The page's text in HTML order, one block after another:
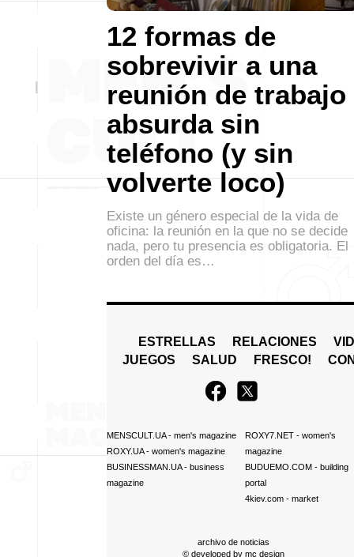
12 formas de
sobrevivir a una
reunión de trabajo
absurda sin
teléfono (y sin
volverte loco)
Existe un género especial de la vida de
oficina: la reunión en la que no se decide
nada, pero tu presencia es obligatoria. El
orden del día es…
ESTRELLAS RELACIONES
JUEGOS
SALUD FRESCO!
MENSCULT.UA- men's magazine
ROXY.UA- women's magazine
BUSINESSMAN.UA- business
magazine
ROXY7.NET- women's
magazine
BUDUEMO.COM- building
portal
4kiev.com- market
archivo de noticias
© developed by mc design